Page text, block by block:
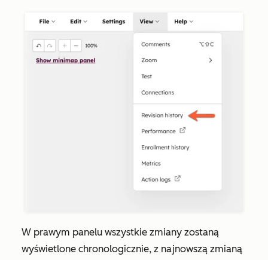
W prawym panelu wszystkie zmiany zostaną
wyświetlone chronologicznie, z najnowszą zmianą